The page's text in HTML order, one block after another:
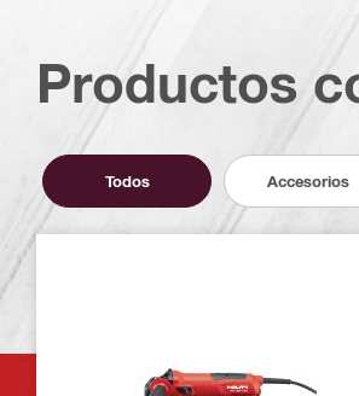
Productos
Todos Accesorios